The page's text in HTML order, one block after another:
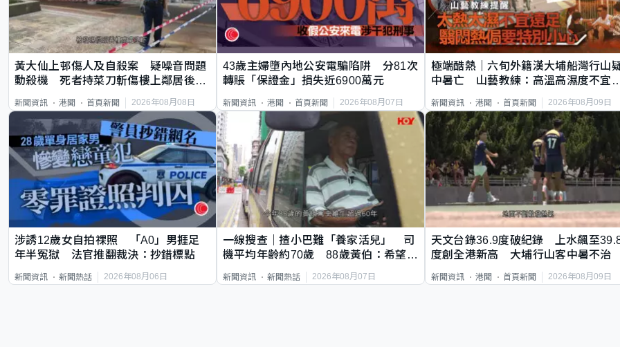
黃大仙上邨傷人及自殺案 疑噪音問題
動殺機 死者持菜刀斬傷樓上鄰居後墮
新聞資訊 港聞 首頁新聞 2026年08月08日
43歲主婦墮內地公安電騙陷阱 分81次
轉賬「保證金」損失近6900萬元
新聞資訊 港聞 首頁新聞 2026年08月07日
極端酷熱｜六旬外籍漢大埔船灣行山
中暑亡 山藝教練：高溫高濕度不宜
新聞資訊 港聞 首頁新聞 2026年08月09日
涉誘12歲女自拍祼照 「A0」男捱足
年半冤獄 法官推翻裁決：抄錯標點
新聞資訊 新聞熱話 2026年08月06日
一線搜查｜揸小巴難「養家活兒」 司
機平均年齡約70歲 88歲黃伯：希望一
新聞資訊 新聞熱話 2026年08月07日
天文台錄36.9度破紀錄 上水飆至
度創全港新高 大埔行山客中暑不治
新聞資訊 港聞 首頁新聞 2026年08月09日